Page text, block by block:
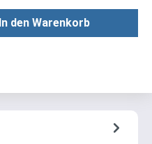
gewünschten
In den Warenkorb